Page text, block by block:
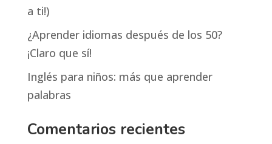
a ti!)
¿Aprender idiomas después de los 50?
¡Claro que sí!
Inglés para niños: más que aprender
palabras
Comentarios recientes